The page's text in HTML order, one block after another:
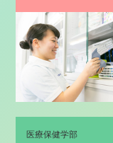
医療保健学部